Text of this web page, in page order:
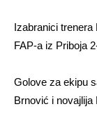
Izabranici
FAP-a iz Priboja
Golove za ekipu
Brnović i novajlija